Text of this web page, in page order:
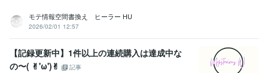
モテ情報空間書換え ヒーラー HU
2026/02/01 12:57
【記録更新中】1件以上の連続購入は達成中な
の〜( ✌︎'ω')✌︎
記事